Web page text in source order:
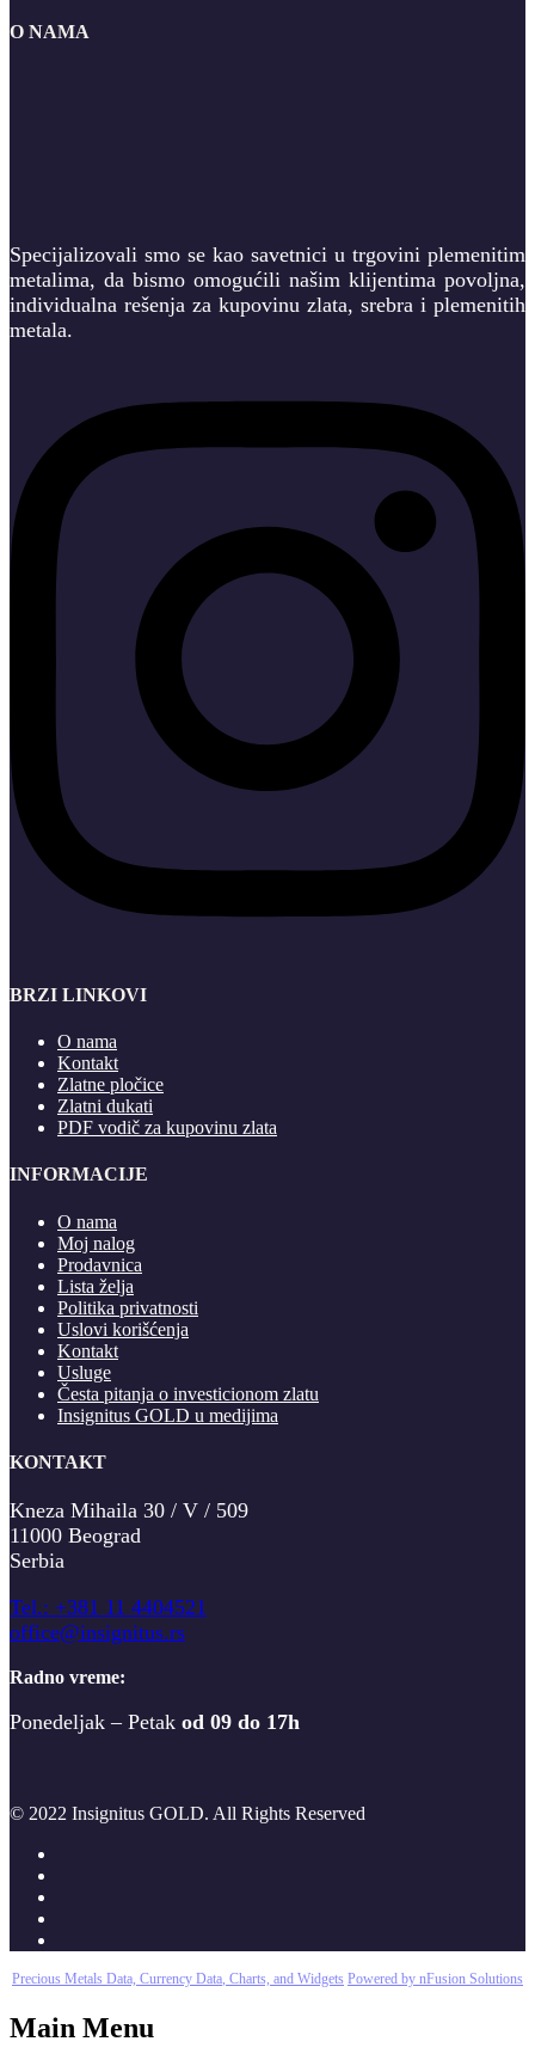
O NAMA
Specijalizovali smo se kao savetnici u trgovini plemenitim
metalima, da bismo omogućili našim klijentima povoljna,
individualna rešenja za kupovinu zlata, srebra i plemenitih
metala.
BRZI LINKOVI
O nama
Kontakt
Zlatne pločice
Zlatni dukati
PDF vodič za kupovinu zlata
INFORMACIJE
O nama
Moj nalog
Prodavnica
Lista želja
Politika privatnosti
Uslovi korišćenja
Kontakt
Usluge
Česta pitanja o investicionom zlatu
Insignitus GOLD u medijima
KONTAKT
Kneza Mihaila 30 / V / 509
11000 Beograd
Serbia
Tel.: +381 11 4404521
office@insignitus.rs
Radno vreme:
Ponedeljak – Petak od 09 do 17h
© 2022 Insignitus GOLD. All Rights Reserved
Precious Metals Data, Currency Data, Charts, and Widgets Powered by nFusion Solutions
Main Menu